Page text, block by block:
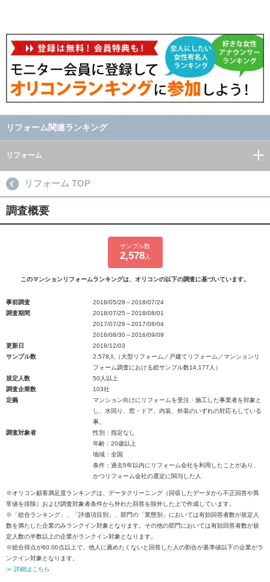
リフォーム関連ランキング
リフォーム
リフォーム TOP
調査概要
サンプル数
2,578人
このマンションリフォームランキングは、オリコンの以下の調査に基づいています。
事前調査
2018/05/28～2018/07/24
調査期間
2018/07/25～2018/08/01
2017/07/26～2017/08/04
2016/08/30～2016/09/09
更新日
2018/12/03
サンプル数
2,578人（大型リフォーム／戸建てリフォーム／マンションリ
フォーム調査における総サンプル数14,177人）
規定人数
50人以上
調査企業数
103社
定義
マンション向けにリフォームを受注・施工した事業者を対象と
し、水回り、窓・ドア、内装、外装のいずれの対応もしている
事。
調査対象者
性別：指定なし
年齢：20歳以上
地域：全国
条件：過去5年以内にリフォーム会社を利用したことがあり、
かつリフォーム会社の選定に関与した人
※オリコン顧客満足度ランキングは、データクリーニング（回収したデータから不正回答や異
常値を排除）および調査対象者条件から外れた回答を除外した上で作成しています。
※「総合ランキング」、「評価項目別」、部門の「業態別」においては有効回答者数が規定人
数を満たした企業のみランクイン対象となります。その他の部門においては有効回答者数が規
定人数の半数以上の企業がランクイン対象となります。
※総合得点が60.00点以上で、他人に薦めたくないと回答した人の割合が基準値以下の企業がラ
ンクイン対象となります。
≫ 詳細はこちら